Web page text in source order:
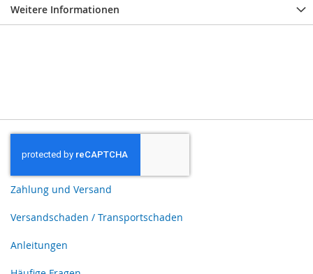
Weitere Informationen
Zahlung und Versand
Versandschaden / Transportschaden
Anleitungen